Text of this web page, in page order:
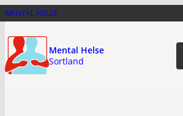
Hopp
hovedinnhold
MENTAL HELSE
Mental Helse
Sortland